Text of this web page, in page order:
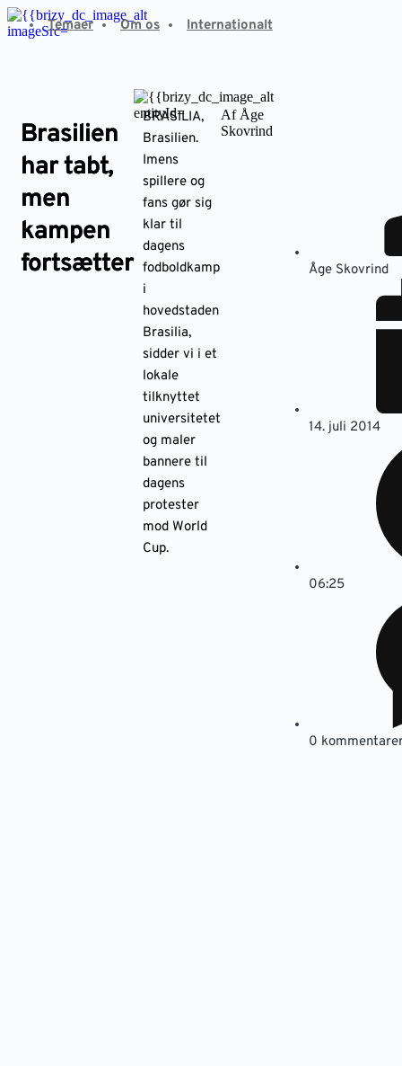
Fortsæt
til
Temaer Om os Internationalt
Brasilien
har tabt,
men
kampen
fortsætter
BRASILIA,
Brasilien.
Imens
spillere og
fans gør sig
klar til
dagens
fodboldkamp
i
hovedstaden
Brasilia,
sidder vi i et
lokale
tilknyttet
universitetet
og maler
bannere til
dagens
protester
mod World
Cup.
Af Åge
Skovrind
Åge Skovrind
14. juli 2014
06:25
0